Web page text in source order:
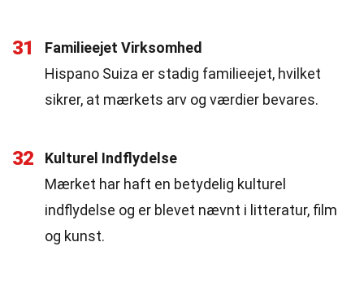
31
Familieejet Virksomhed
Hispano Suiza er stadig familieejet, hvilket
sikrer, at mærkets arv og værdier bevares.
32
Kulturel Indflydelse
Mærket har haft en betydelig kulturel
indflydelse og er blevet nævnt i litteratur, film
og kunst.